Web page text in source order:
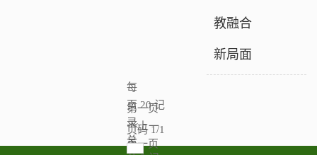
教融合
新局面
每
页20记
录
总
第一页
<<上一
页
下一页
页码1/1